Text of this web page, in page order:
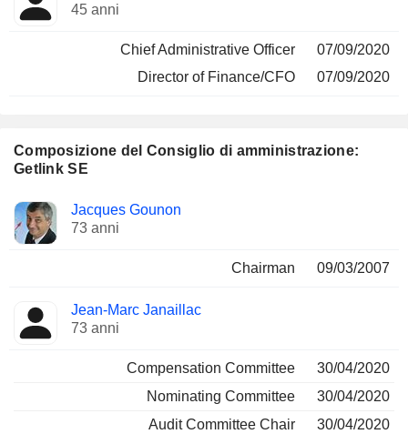
45 anni
Chief Administrative Officer
07/09/2020
Director of Finance/CFO
07/09/2020
Composizione del Consiglio di amministrazione:
Getlink SE
Amministratore Comitati
Jacques Gounon
73 anni
Chairman 09/03/2007
Jean-Marc Janaillac
73 anni
Compensation Committee
30/04/2020
Nominating Committee
30/04/2020
Audit Committee Chair
30/04/2020